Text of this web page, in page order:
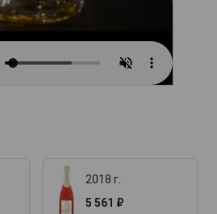
2018 г.
5 561 ₽